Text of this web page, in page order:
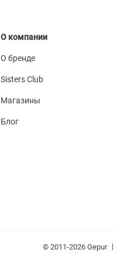
О компании
О бренде
Sisters Club
Магазины
Блог
© 2011-2026 Gepur |